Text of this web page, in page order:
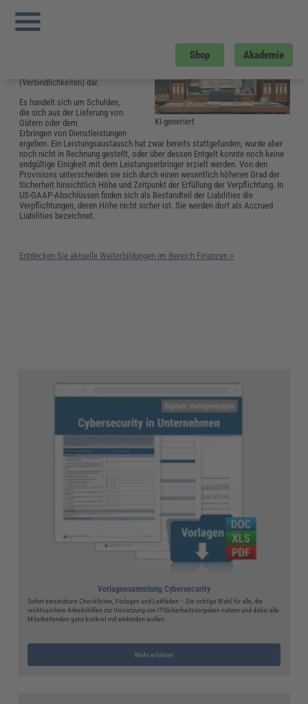
Shop Akademie
Sie sind hier:
Accrued Liabilities
KI-generiert
(Verbindlichkeiten) dar.
Es handelt sich um Schulden,
die sich aus der Lieferung von
Gütern oder dem
Erbringen von Dienstleistungen
ergeben. Ein Leistungsaustausch hat zwar bereits stattgefunden, wurde aber
noch nicht in Rechnung gestellt, oder über dessen Entgelt konnte noch keine
endgültige Einigkeit mit dem Leistungserbringer erzielt werden. Von den
Provisions unterscheiden sie sich durch einen wesentlich höheren Grad der
Sicherheit hinsichtlich Höhe und Zeitpunkt der Erfüllung der Verpflichtung. In
US-GAAP-Abschlüssen finden sich als Bestandteil der Liabilities die
Verpflichtungen, deren Höhe nicht sicher ist. Sie werden dort als Accrued
Liabilities bezeichnet.
Entdecken Sie aktuelle Weiterbildungen im Bereich Finanzen >
Vorlagensammlung Cybersecurity
Sofort einsetzbare Checklisten, Vorlagen und Leitfäden – Die richtige Wahl für alle, die
rechtssichere Arbeitshilfen zur Umsetzung von IT-Sicherheitsvorgaben nutzen und dabei alle
Mitarbeitenden ganz konkret mit einbinden wollen.
Mehr erfahren